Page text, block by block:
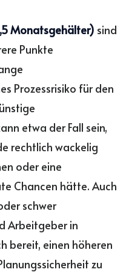
Monatsgehälter) sind
Punkte
Prozessrisiko für den
etwa der Fall sein,
rechtlich wackelig
oder eine
Chancen hätte. Auch
schwer
Arbeitgeber in
bereit, einen höheren
zu